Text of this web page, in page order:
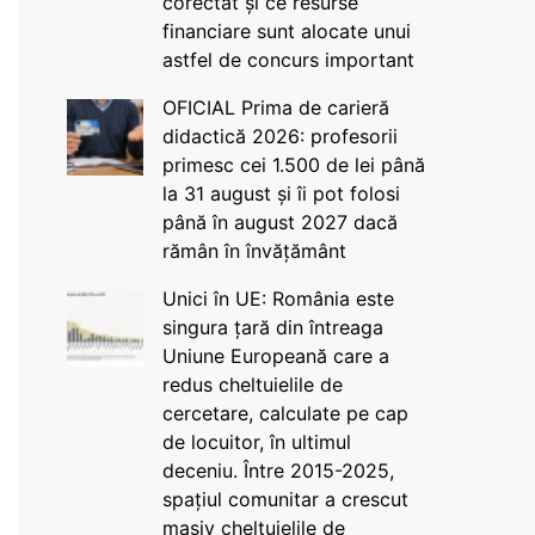
financiare sunt alocate unui
astfel de concurs important
OFICIAL Prima de carieră
didactică 2026: profesorii
primesc cei 1.500 de lei până
la 31 august și îi pot folosi
până în august 2027 dacă
rămân în învățământ
Unici în UE: România este
singura țară din întreaga
Uniune Europeană care a
redus cheltuielile de
cercetare, calculate pe cap
de locuitor, în ultimul
deceniu. Între 2015-2025,
spațiul comunitar a crescut
masiv cheltuielile de